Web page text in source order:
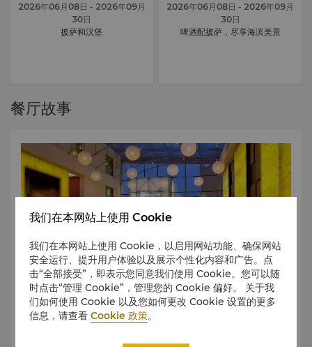
2026年06月08日 - 2026年09月
30日
披萨和汉堡
2026年06月08日 - 2026年09月
30日
啤酒配披萨，尽享海滨美景
餐厅故事
我们在本网站上使用 Cookie
我们在本网站上使用 Cookie，以启用网站功能、确保网站
安全运行、提升用户体验以及展示个性化内容和广告。点
击“全部接受”，即表示您同意我们使用 Cookie。您可以随
时点击“管理 Cookie”，管理您的 Cookie 偏好。 关于我
们如何使用 Cookie 以及您如何更改 Cookie 设置的更多
信息，请查看Cookie 政策。